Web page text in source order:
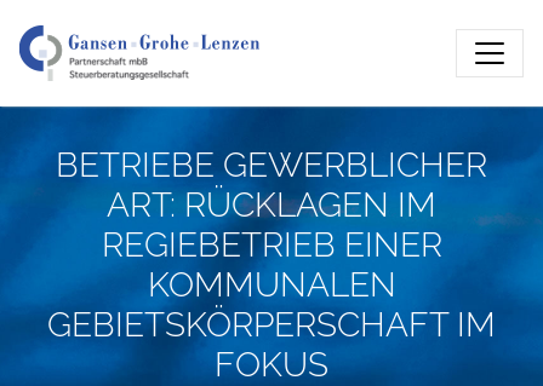
BETRIEBE GEWERBLICHER
ART: RÜCKLAGEN IM
REGIEBETRIEB EINER
KOMMUNALEN
GEBIETSKÖRPERSCHAFT IM
FOKUS